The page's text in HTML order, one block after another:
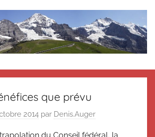
que prévu
2014 par Denis.Auger